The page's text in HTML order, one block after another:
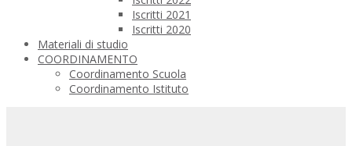
Iscritti 2021
Iscritti 2020
Materiali di studio
COORDINAMENTO
Coordinamento Scuola
Coordinamento Istituto